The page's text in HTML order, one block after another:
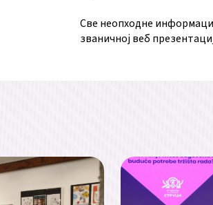
Све неопходне
званичној веб